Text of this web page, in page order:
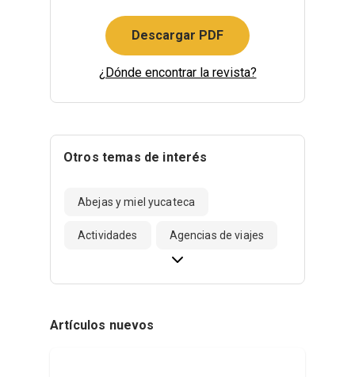
Descargar PDF
¿Dónde encontrar la revista?
Otros temas de interés
Abejas y miel yucateca
Actividades Agencias de viajes
Artículos nuevos